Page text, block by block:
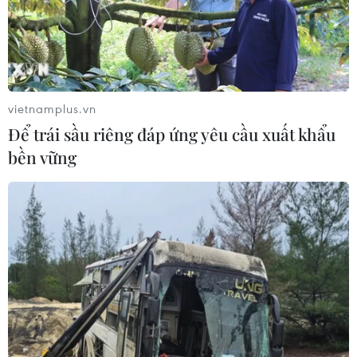
Xem thêm
Tổng Biên tập: TRẦN TIẾN DUẨN
Phó Tổng Biên tập: NGUYỄN THỊ TÁM, KHÚC THANH
THỦY
Sở hữu trí tuệ
Quy định sử dụng
RSS
Hỗ trợ
vietnamplus.vn
Để trái sầu riêng đáp ứng yêu cầu xuất khẩu
bền vững